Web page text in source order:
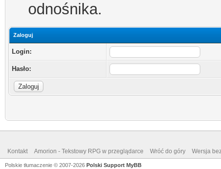
odnośnika.
Zaloguj
Login:
Hasło:
Kontakt Amorion - Tekstowy RPG w przeglądarce Wróć do góry Wersja
Polskie tłumaczenie © 2007-2026 Polski Support MyBB